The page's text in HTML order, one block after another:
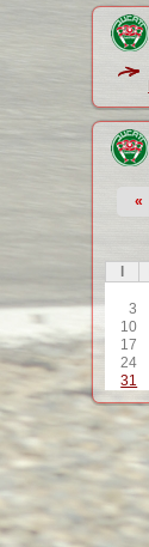
«
3
10
17
24
31